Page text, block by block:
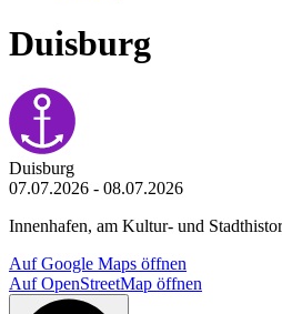
Duisburg
Duisburg
07.07.2026 - 08.07.2026
Innenhafen, am Kultur- und
Auf Google Maps öffnen
Auf OpenStreetMap öffnen